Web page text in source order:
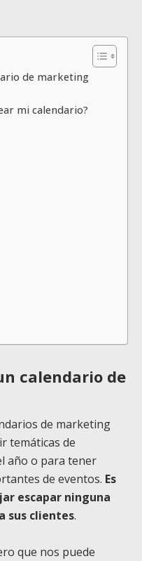
de marketing
mi calendario?
calendario de
de marketing
temáticas de
año o para tener
de eventos. Es
escapar ninguna
sus clientes.
que nos puede